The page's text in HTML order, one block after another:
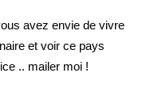
avez envie de vivre
et voir ce pays
.. mailer moi !